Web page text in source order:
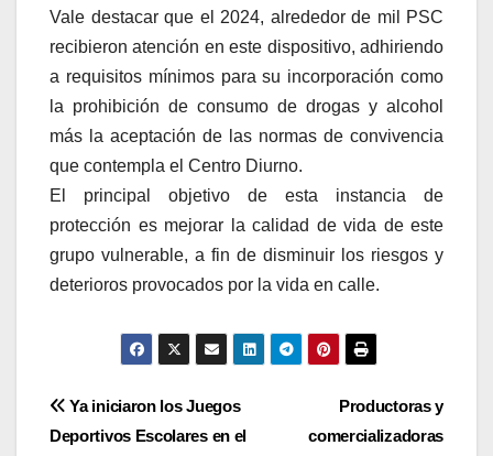
Vale destacar que el 2024, alrededor de mil PSC
recibieron atención en este dispositivo, adhiriendo
a requisitos mínimos para su incorporación como
la prohibición de consumo de drogas y alcohol
más la aceptación de las normas de convivencia
que contempla el Centro Diurno.
El principal objetivo de esta instancia de
protección es mejorar la calidad de vida de este
grupo vulnerable, a fin de disminuir los riesgos y
deterioros provocados por la vida en calle.
Navegación
Productoras y
comercializadoras
Ya iniciaron los Juegos
Deportivos Escolares en el